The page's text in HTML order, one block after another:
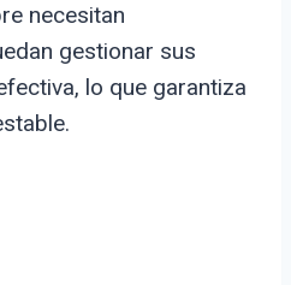
necesitan
gestionar sus
lo que garantiza